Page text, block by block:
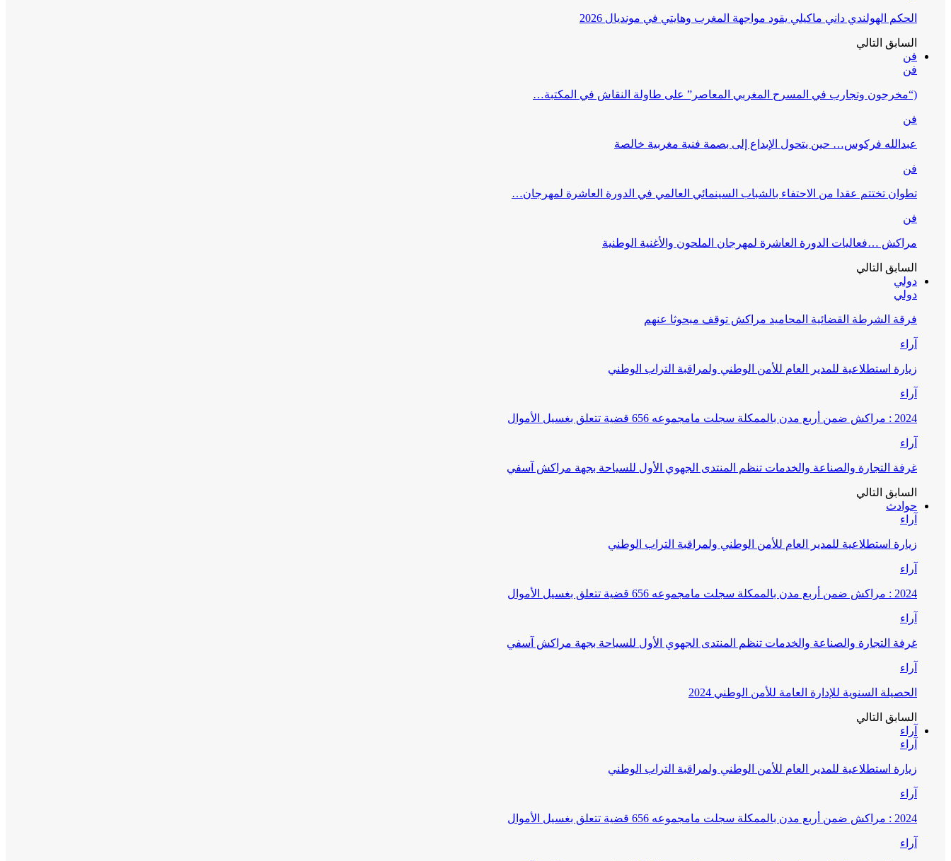
الحكم الهولندي داني ماكيلي يقود مواجهة المغرب وهايتي في مونديال 2026
السابق التالي
فن
فن
(“مخرجون وتجارب في المسرح المغربي المعاصر” على طاولة النقاش في المكتبة…
فن
عبدالله فركوس… حين يتحول الإبداع إلى بصمة فنية مغربية خالصة
فن
تطوان تختتم عقدا من الاحتفاء بالشباب السينمائي العالمي في الدورة العاشرة لمهرجان…
فن
مراكش …فعاليات الدورة العاشرة لمهرجان الملحون والأغنية الوطنية
السابق التالي
دولي
دولي
فرقة الشرطة القضائية المحاميد مراكش توقف مبحوثا عنهم
آراء
زيارة استطلاعية للمدير العام للأمن الوطني ولمراقبة التراب الوطني
آراء
2024 : مراكش ضمن أربع مدن بالممكلة سجلت مامجموعه 656 قضية تتعلق بغسيل الأموال
آراء
غرفة التجارة والصناعة والخدمات تنظم المنتدى الجهوي الأول للسياحة بجهة مراكش آسفي
السابق التالي
حوادث
آراء
زيارة استطلاعية للمدير العام للأمن الوطني ولمراقبة التراب الوطني
آراء
2024 : مراكش ضمن أربع مدن بالممكلة سجلت مامجموعه 656 قضية تتعلق بغسيل الأموال
آراء
غرفة التجارة والصناعة والخدمات تنظم المنتدى الجهوي الأول للسياحة بجهة مراكش آسفي
آراء
الحصيلة السنوية للإدارة العامة للأمن الوطني 2024
السابق التالي
آراء
آراء
زيارة استطلاعية للمدير العام للأمن الوطني ولمراقبة التراب الوطني
آراء
2024 : مراكش ضمن أربع مدن بالممكلة سجلت مامجموعه 656 قضية تتعلق بغسيل الأموال
آراء